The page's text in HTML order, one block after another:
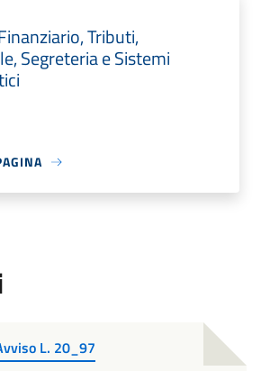
Tributi,
Segreteria e Sistemi
L. 20_97